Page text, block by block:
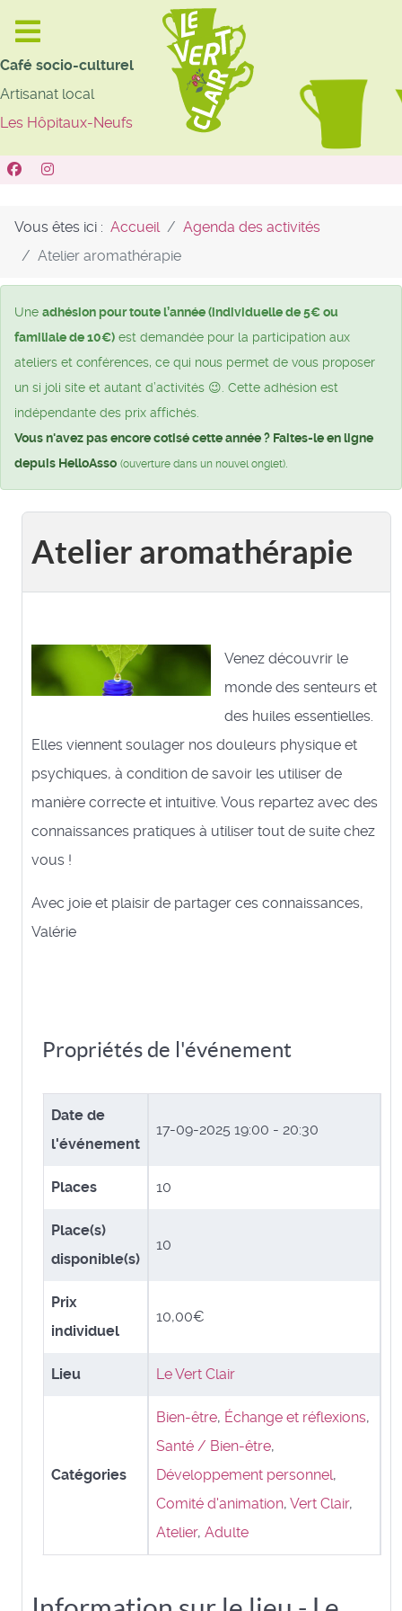
Café socio-culturel
Artisanat local
Les Hôpitaux-Neufs
Vous êtes ici : Accueil
Agenda des activités
Atelier aromathérapie
Une adhésion pour toute l’année (individuelle de 5€ ou
familiale de 10€) est demandée pour la participation aux
ateliers et conférences, ce qui nous permet de vous proposer
un si joli site et autant d’activités 😉. Cette adhésion est
indépendante des prix affichés.
Vous n'avez pas encore cotisé cette année ? Faites-le en ligne
depuis HelloAsso (ouverture dans un nouvel onglet)
Atelier aromathérapie
Venez découvrir le
monde des senteurs et
des huiles essentielles.
Elles viennent soulager nos douleurs physique et
psychiques, à condition de savoir les utiliser de
manière correcte et intuitive. Vous repartez avec des
connaissances pratiques à utiliser tout de suite chez
vous !
Avec joie et plaisir de partager ces connaissances,
Valérie
Propriétés de l'événement
Date de
l'événement
17-09-2025 19:00 - 20:30
Places 10
Place(s)
disponible(s)
10
Prix
individuel
10,00€
Lieu Le Vert Clair
Catégories
Bien-être, Échange et réflexions,
Santé / Bien-être,
Développement personnel,
Comité d'animation, Vert Clair,
Atelier, Adulte